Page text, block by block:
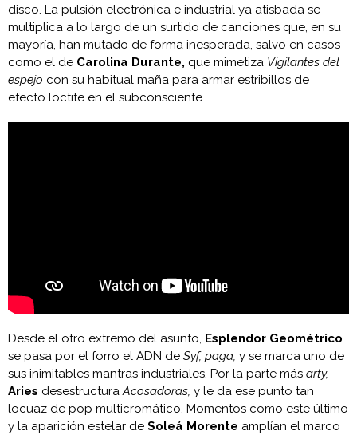
disco. La pulsión electrónica e industrial ya atisbada se
multiplica a lo largo de un surtido de canciones que, en su
mayoría, han mutado de forma inesperada, salvo en casos
como el de Carolina Durante, que mimetiza Vigilantes del
espejo con su habitual maña para armar estribillos de
efecto loctite en el subconsciente.
Desde el otro extremo del asunto, Esplendor Geométrico
se pasa por el forro el ADN de Syf, paga, y se marca uno de
sus inimitables mantras industriales. Por la parte más arty,
Aries desestructuraAcosadoras, y le da ese punto tan
locuaz de pop multicromático. Momentos como este último
y la aparición estelar de Soleá Morente amplían el marco